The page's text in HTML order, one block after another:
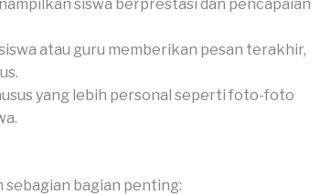
siswa berprestasi dan pencapaian
atau guru memberikan pesan terakhir,
yang lebih personal seperti foto-foto
sebagian bagian penting: